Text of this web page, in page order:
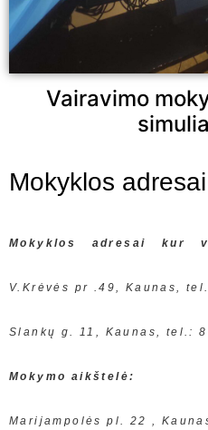
Vairavimo
Mokyklos
Mokyklos adresai kur
V.Krėvės pr .49, Kaunas,
Slankų g. 11, Kaunas, tel.:
Mokymo aikštelė:
Marijampolės pl. 22 ,